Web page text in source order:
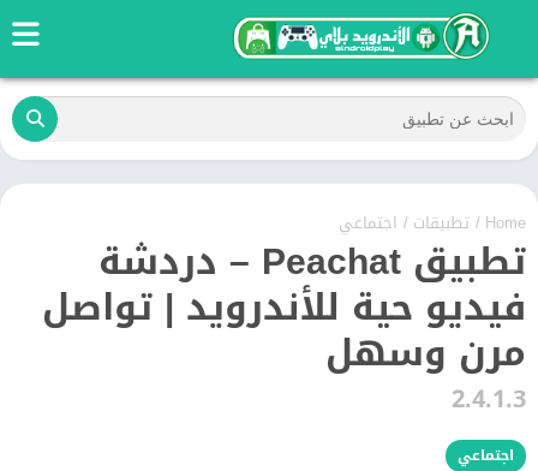
Home
/ تطبيقات / اجتماعي
تطبيق Peachat – دردشة
فيديو حية للأندرويد | تواصل
مرن وسهل
2.4.1.3
اجتماعي